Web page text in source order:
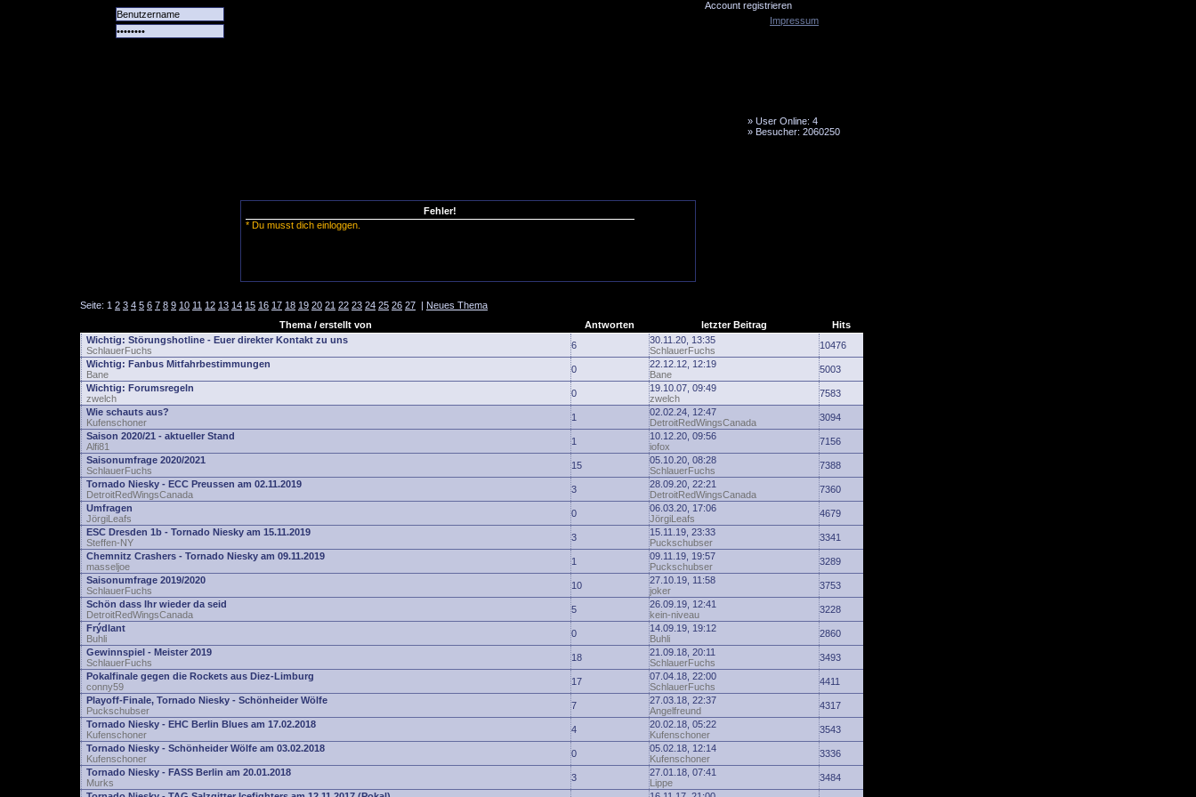
Account registrieren
» User Online: 4
» Besucher: 2060250
Fehler!
* Du musst dich einloggen.
Seite: 1 2 3 4 5 6 7 8 9 10 11 12 13 14 15 16 17 18 19 20 21 22 23 24 25 26 27 | Neues Thema
Thema / erstellt von
Antworten letzter Beitrag
Hits
Wichtig: Störungshotline - Euer direkter Kontakt zu uns
SchlauerFuchs
6
30.11.20, 13:35
SchlauerFuchs
10476
Wichtig: Fanbus Mitfahrbestimmungen
Bane
0
22.12.12, 12:19
Bane
5003
Wichtig: Forumsregeln
zwelch
0
19.10.07, 09:49
zwelch
7583
Wie schauts aus?
Kufenschoner
1
02.02.24, 12:47
DetroitRedWingsCanada
3094
Saison 2020/21 - aktueller Stand
Alfi81
1
10.12.20, 09:56
iofox
7156
Saisonumfrage 2020/2021
SchlauerFuchs
15
05.10.20, 08:28
SchlauerFuchs
7388
Tornado Niesky - ECC Preussen am 02.11.2019
DetroitRedWingsCanada
3
28.09.20, 22:21
DetroitRedWingsCanada
7360
Umfragen
JörgiLeafs
0
06.03.20, 17:06
JörgiLeafs
4679
ESC Dresden 1b - Tornado Niesky am 15.11.2019
Steffen-NY
3
15.11.19, 23:33
Puckschubser
3341
Chemnitz Crashers - Tornado Niesky am 09.11.2019
masseljoe
1
09.11.19, 19:57
Puckschubser
3289
Saisonumfrage 2019/2020
SchlauerFuchs
10
27.10.19, 11:58
joker
3753
Schön dass Ihr wieder da seid
DetroitRedWingsCanada
5
26.09.19, 12:41
kein-niveau
3228
Frýdlant
Buhli
0
14.09.19, 19:12
Buhli
2860
Gewinnspiel - Meister 2019
SchlauerFuchs
18
21.09.18, 20:11
SchlauerFuchs
3493
Pokalfinale gegen die Rockets aus Diez-Limburg
conny59
17
07.04.18, 22:00
SchlauerFuchs
4411
Playoff-Finale, Tornado Niesky - Schönheider Wölfe
Puckschubser
7
27.03.18, 22:37
Angelfreund
4317
Tornado Niesky - EHC Berlin Blues am 17.02.2018
Kufenschoner
4
20.02.18, 05:22
Kufenschoner
3543
Tornado Niesky - Schönheider Wölfe am 03.02.2018
Kufenschoner
0
05.02.18, 12:14
Kufenschoner
3336
Tornado Niesky - FASS Berlin am 20.01.2018
Murks
3
27.01.18, 07:41
Lippe
3484
Impressum